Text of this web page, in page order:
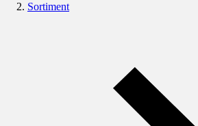
Sortiment